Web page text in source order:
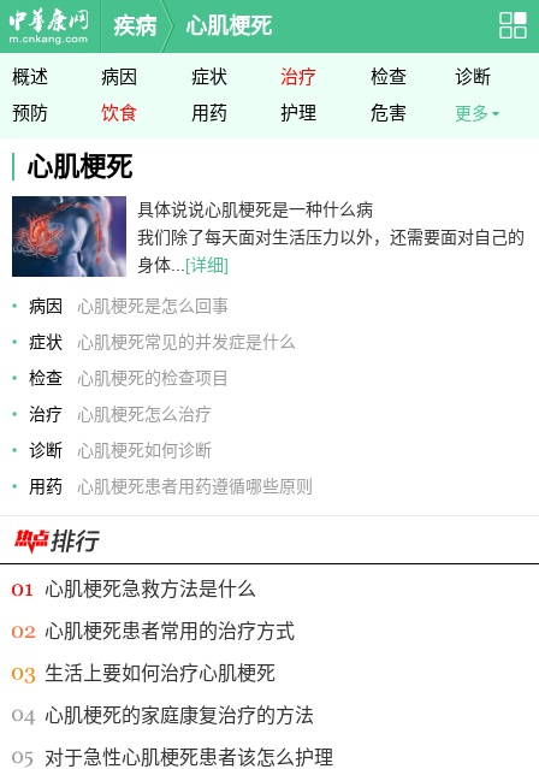
疾病 心肌梗死
概述 病因 症状 治疗 检查
诊断
预防
饮食 用药 护理 危害 更多
心肌梗死
具体说说心肌梗死是一种什么病
我们除了每天面对生活压力以外，还需要面对自己的
身体... [详细]
病因
心肌梗死是怎么回事
症状
心肌梗死常见的并发症是什么
检查
心肌梗死的检查项目
治疗
心肌梗死怎么治疗
诊断
心肌梗死如何诊断
用药
心肌梗死患者用药遵循哪些原则
心肌梗死急救方法是什么
心肌梗死患者常用的治疗方式
生活上要如何治疗心肌梗死
心肌梗死的家庭康复治疗的方法
对于急性心肌梗死患者该怎么护理